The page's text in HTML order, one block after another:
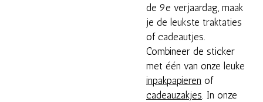
de 9e verjaardag, maak
je de leukste traktaties
of cadeautjes.
Combineer de sticker
met één van onze leuke
inpakpapieren of
cadeauzakjes. In onze